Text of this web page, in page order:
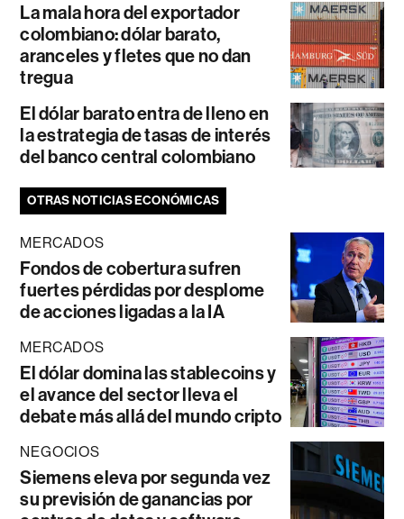
La mala hora del exportador
colombiano: dólar barato,
aranceles y fletes que no dan
tregua
El dólar barato entra de lleno en
la estrategia de tasas de interés
del banco central colombiano
OTRAS NOTICIAS ECONÓMICAS
MERCADOS
Fondos de cobertura sufren
fuertes pérdidas por desplome
de acciones ligadas a la IA
MERCADOS
El dólar domina las stablecoins y
el avance del sector lleva el
debate más allá del mundo cripto
NEGOCIOS
Siemens eleva por segunda vez
su previsión de ganancias por